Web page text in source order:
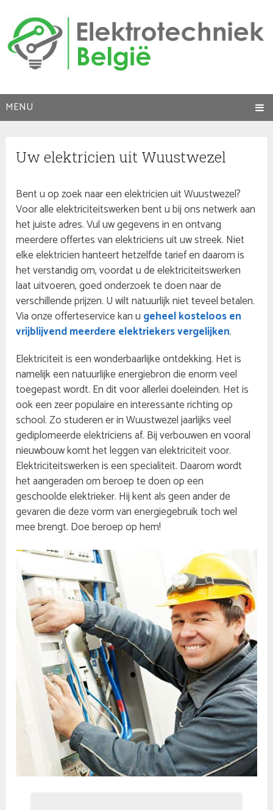
MENU
Uw elektricien uit Wuustwezel
Bent u op zoek naar een elektricien uit Wuustwezel?
Voor alle elektriciteitswerken bent u bij ons netwerk aan
het juiste adres. Vul uw gegevens in en ontvang
meerdere offertes van elektriciens uit uw streek. Niet
elke elektricien hanteert hetzelfde tarief en daarom is
het verstandig om, voordat u de elektriciteitswerken
laat uitvoeren, goed onderzoek te doen naar de
verschillende prijzen. U wilt natuurlijk niet teveel betalen.
Via onze offerteservice kan u geheel kosteloos en
vrijblijvend meerdere elektriekers vergelijken.
Elektriciteit is een wonderbaarlijke ontdekking. Het is
namelijk een natuurlijke energiebron die enorm veel
toegepast wordt. En dit voor allerlei doeleinden. Het is
ook een zeer populaire en interessante richting op
school. Zo studeren er in Wuustwezel jaarlijks veel
gediplomeerde elektriciens af. Bij verbouwen en vooral
nieuwbouw komt het leggen van elektriciteit voor.
Elektriciteitswerken is een specialiteit. Daarom wordt
het aangeraden om beroep te doen op een
geschoolde elektrieker. Hij kent als geen ander de
gevaren die deze vorm van energiegebruik toch wel
mee brengt. Doe beroep op hem!